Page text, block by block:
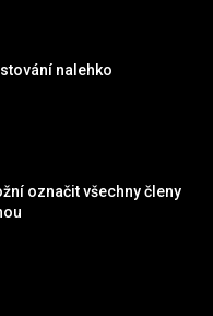
nalehko
označit všechny členy